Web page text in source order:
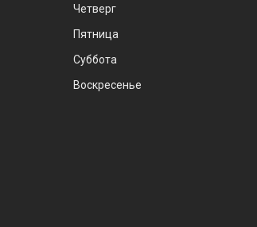
Четверг
Пятница
Суббота
Воскресенье